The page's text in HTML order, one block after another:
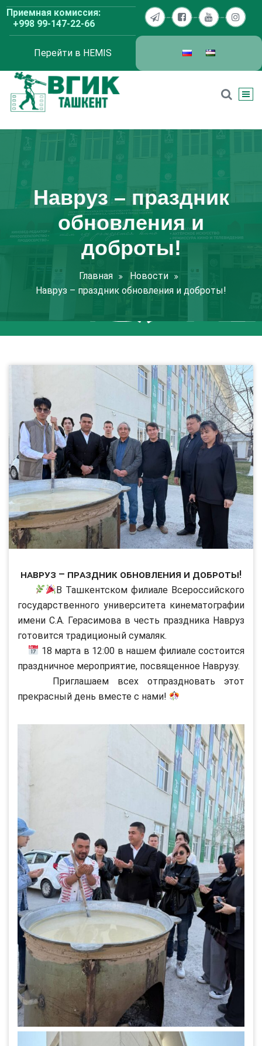
Перейти
содержимому
Приемная комиссия:
+998 99-147-22-66
Перейти в HEMIS
Навруз – праздник
обновления и
доброты!
Главная
Новости
Навруз – праздник обновления и доброты!
Навруз – праздник обновления и доброты!
В Ташкентском филиале Всероссийского
государственного университета кинематографии
имени С.А. Герасимова в честь праздника Навруз
готовится традиционый сумаляк.
18 марта в 12:00 в нашем филиале состоится
праздничное мероприятие, посвященное Наврузу.
Приглашаем всех отпраздновать этот
прекрасный день вместе с нами!